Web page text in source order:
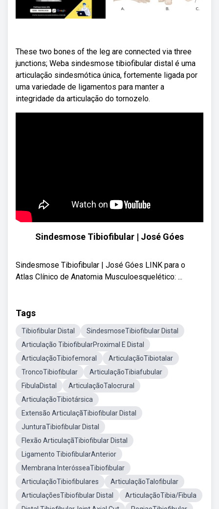
These two bones of the leg are connected via three
junctions; Weba sindesmose tibiofibular distal é uma
articulação sindesmótica única, fortemente ligada por
uma variedade de ligamentos para manter a
integridade da articulação do tornozelo.
Sindesmose Tibiofibular | José Góes
Sindesmose Tibiofibular | José Góes LINK para o
Atlas Clínico de Anatomia Musculoesquelético: ...
Tags
Tibiofibular Distal
SindesmoseTibiofibular Distal
Articulação TibiofibularProximal E Distal
ArticulaçãoTibiofemoral
ArticulaçãoTibiotalar
TroncoTibiofibular
ArticulaçãoTibiafubular
FibulaDistal
ArticulaçãoTalocrural
ArticulaçãoTibiotársica
Extensão ArticulaçãTibiofibular Distal
JunturaTibiofibular Distal
Flexão ArticulaçãTibiofibular Distal
Ligamento TibiofibularAnterior
Membrana InterósseaTibiofibular
ArticulaçãoTibiofibulares
ArticulaçãoTalofibular
ArticulaçõesTibiofibular Distal
ArticulaçãoTibia/Fibula